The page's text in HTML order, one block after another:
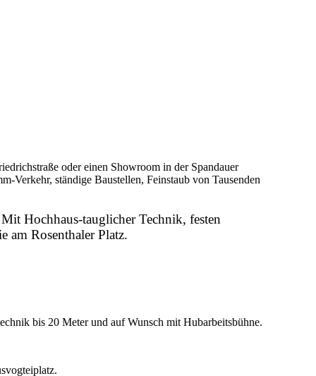
oder einen Showroom in der Spandauer
Verkehr, ständige Baustellen, Feinstaub von Tausenden
Hochhaus-tauglicher Technik, festen
am Rosenthaler Platz.
bis 20 Meter und auf Wunsch mit Hubarbeitsbühne.